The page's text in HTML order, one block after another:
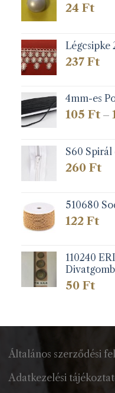
24 Ft
Légcsipke
237 Ft
4mm-es
105 Ft –
S60
260 Ft
510680
122 Ft
110240
Divatgomb
50 Ft
Általános szerződési
Adatkezelési